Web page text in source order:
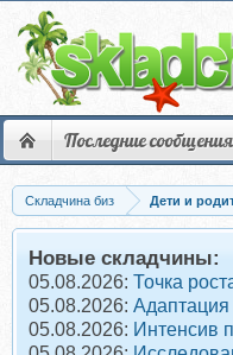
Последние сообщения
Складчина биз Дети и
Новые складчины:
05.08.2026: Точка
05.08.2026:
05.08.2026: Интенсив